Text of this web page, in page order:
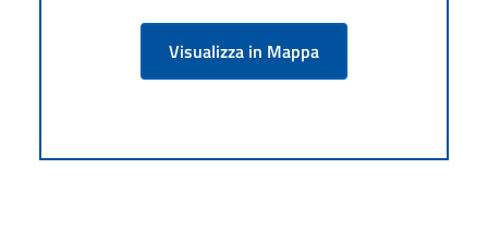
Visualizza in Mappa